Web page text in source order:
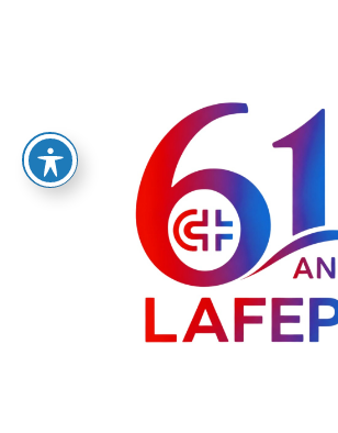
LABORATÓRIO FARMACÊUTICO DO ESTADO
GOVERNADOR MIGUEL ARRAES - LAFEPE AVISO DE